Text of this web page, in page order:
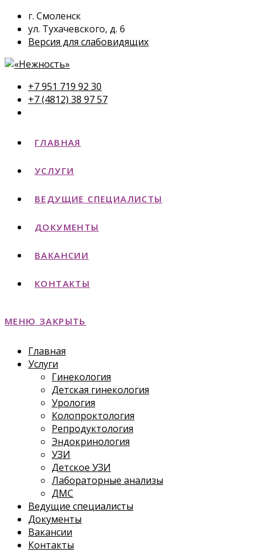
г. Смоленск
ул. Тухачевского, д. 6
Версия для слабовидящих
+7 951 719 92 30
+7 (4812) 38 97 57
ГЛАВНАЯ
УСЛУГИ
ВЕДУЩИЕ СПЕЦИАЛИСТЫ
ДОКУМЕНТЫ
ВАКАНСИИ
КОНТАКТЫ
МЕНЮ ЗАКРЫТЬ
Главная
Услуги
Гинекология
Детская гинекология
Урология
Колопроктология
Репродуктология
Эндокринология
УЗИ
Детское УЗИ
Лабораторные анализы
ДМС
Ведущие специалисты
Документы
Вакансии
Контакты